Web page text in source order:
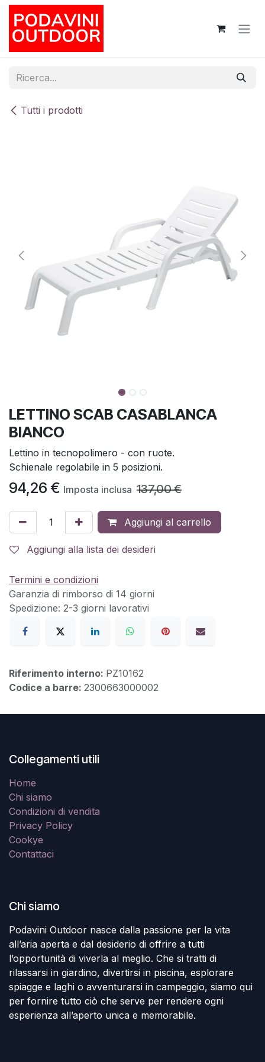
Passa al contenuto
Tutti i prodotti
LETTINO SCAB CASABLANCA
BIANCO
Lettino in tecnopolimero - con ruote.
Schienale regolabile in 5 posizioni.
94,26 € Imposta inclusa 137,00€
Aggiungi al carrello
Aggiungi alla lista dei desideri
Termini e condizioni
Garanzia di rimborso di 14 giorni
Spedizione: 2-3 giorni lavorativi
Riferimento interno: PZ10162
Codice a barre: 2300663000002
Collegamenti utili
Home
Chi siamo
Condizioni di vendita
Privacy Policy
Cookye
Contattaci
Chi siamo
Podavini Outdoor nasce dalla passione per la vita
all’aria aperta e dal desiderio di offrire a tutti
l’opportunità di viverla al meglio. Che si tratti di
rilassarsi in giardino, divertirsi in piscina, esplorare
spiagge e laghi o avventurarsi in campeggio, siamo qui
per fornire tutto ciò che serve per rendere ogni
esperienza all’aperto unica e memorabile.